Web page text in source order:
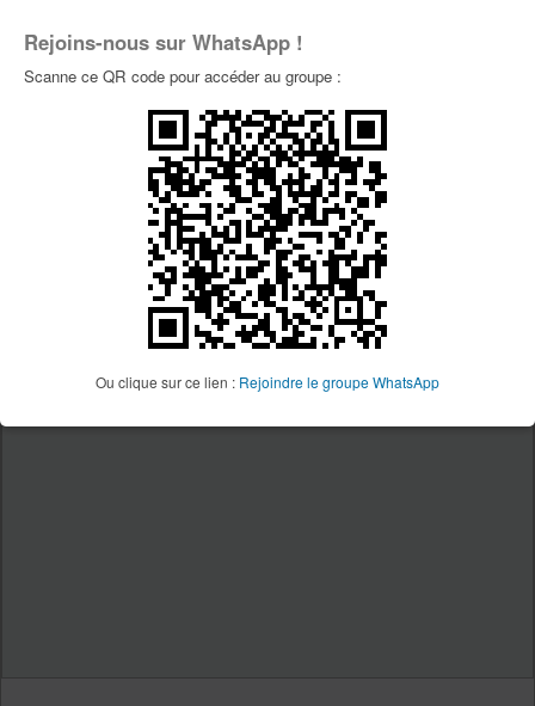
Rejoins-nous sur WhatsApp !
Scanne ce QR code pour accéder au groupe :
Ou clique sur ce lien : Rejoindre le groupe WhatsApp